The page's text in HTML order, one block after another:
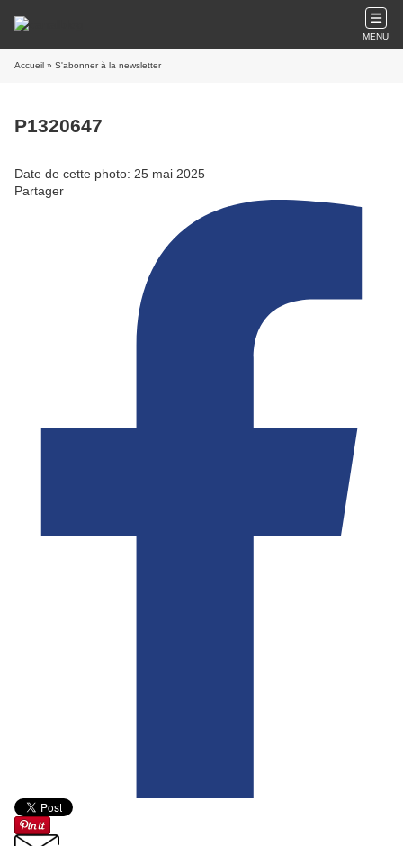
MENU
Accueil » S'abonner à la newsletter
P1320647
Date de cette photo: 25 mai 2025
Partager